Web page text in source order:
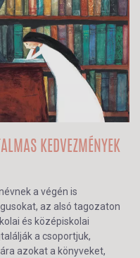
KEDVEZMÉNYEK
a végén is
az alsó tagozaton
és középiskolai
a csoportjuk,
azokat a könyveket,